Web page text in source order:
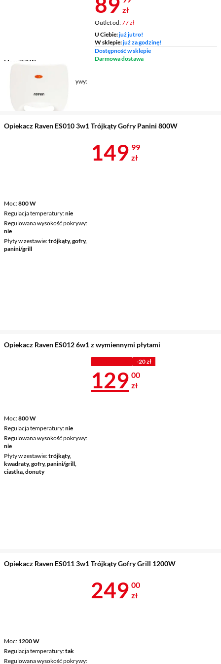
Moc 750 W
Regulowana wysokość pokrywy
zł
Outlet od:77 zł
U Ciebie:już jutro!
W sklepie:już za godzinę!
Dostępność w sklepie
Darmowa dostawa
Opiekacz Raven ES010 3w1 Trójkąty Gofry Panini 800W
Moc 800 W
Regulacja temperatury nie
Regulowana wysokość pokrywy
nie
Płyty w zestawie trójkąty, gofry,
panini/grill
Cena 149,99
149 99
zł
Opiekacz Raven ES012 6w1 z wymiennymi płytami
Moc 800 W
Regulacja temperatury nie
Regulowana wysokość pokrywy
nie
Płyty w zestawie trójkąty,
kwadraty, gofry, panini/grill,
ciastka, donuty
-20 zł
Cena 129 zł
129 00
zł
Opiekacz Raven ES011 3w1 Trójkąty Gofry Grill 1200W
Moc 1200 W
Regulacja temperatury tak
Regulowana wysokość pokrywy
Cena 249 zł
249 00
zł